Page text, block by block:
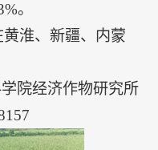
。
淮、新疆、内蒙
院经济作物研究所